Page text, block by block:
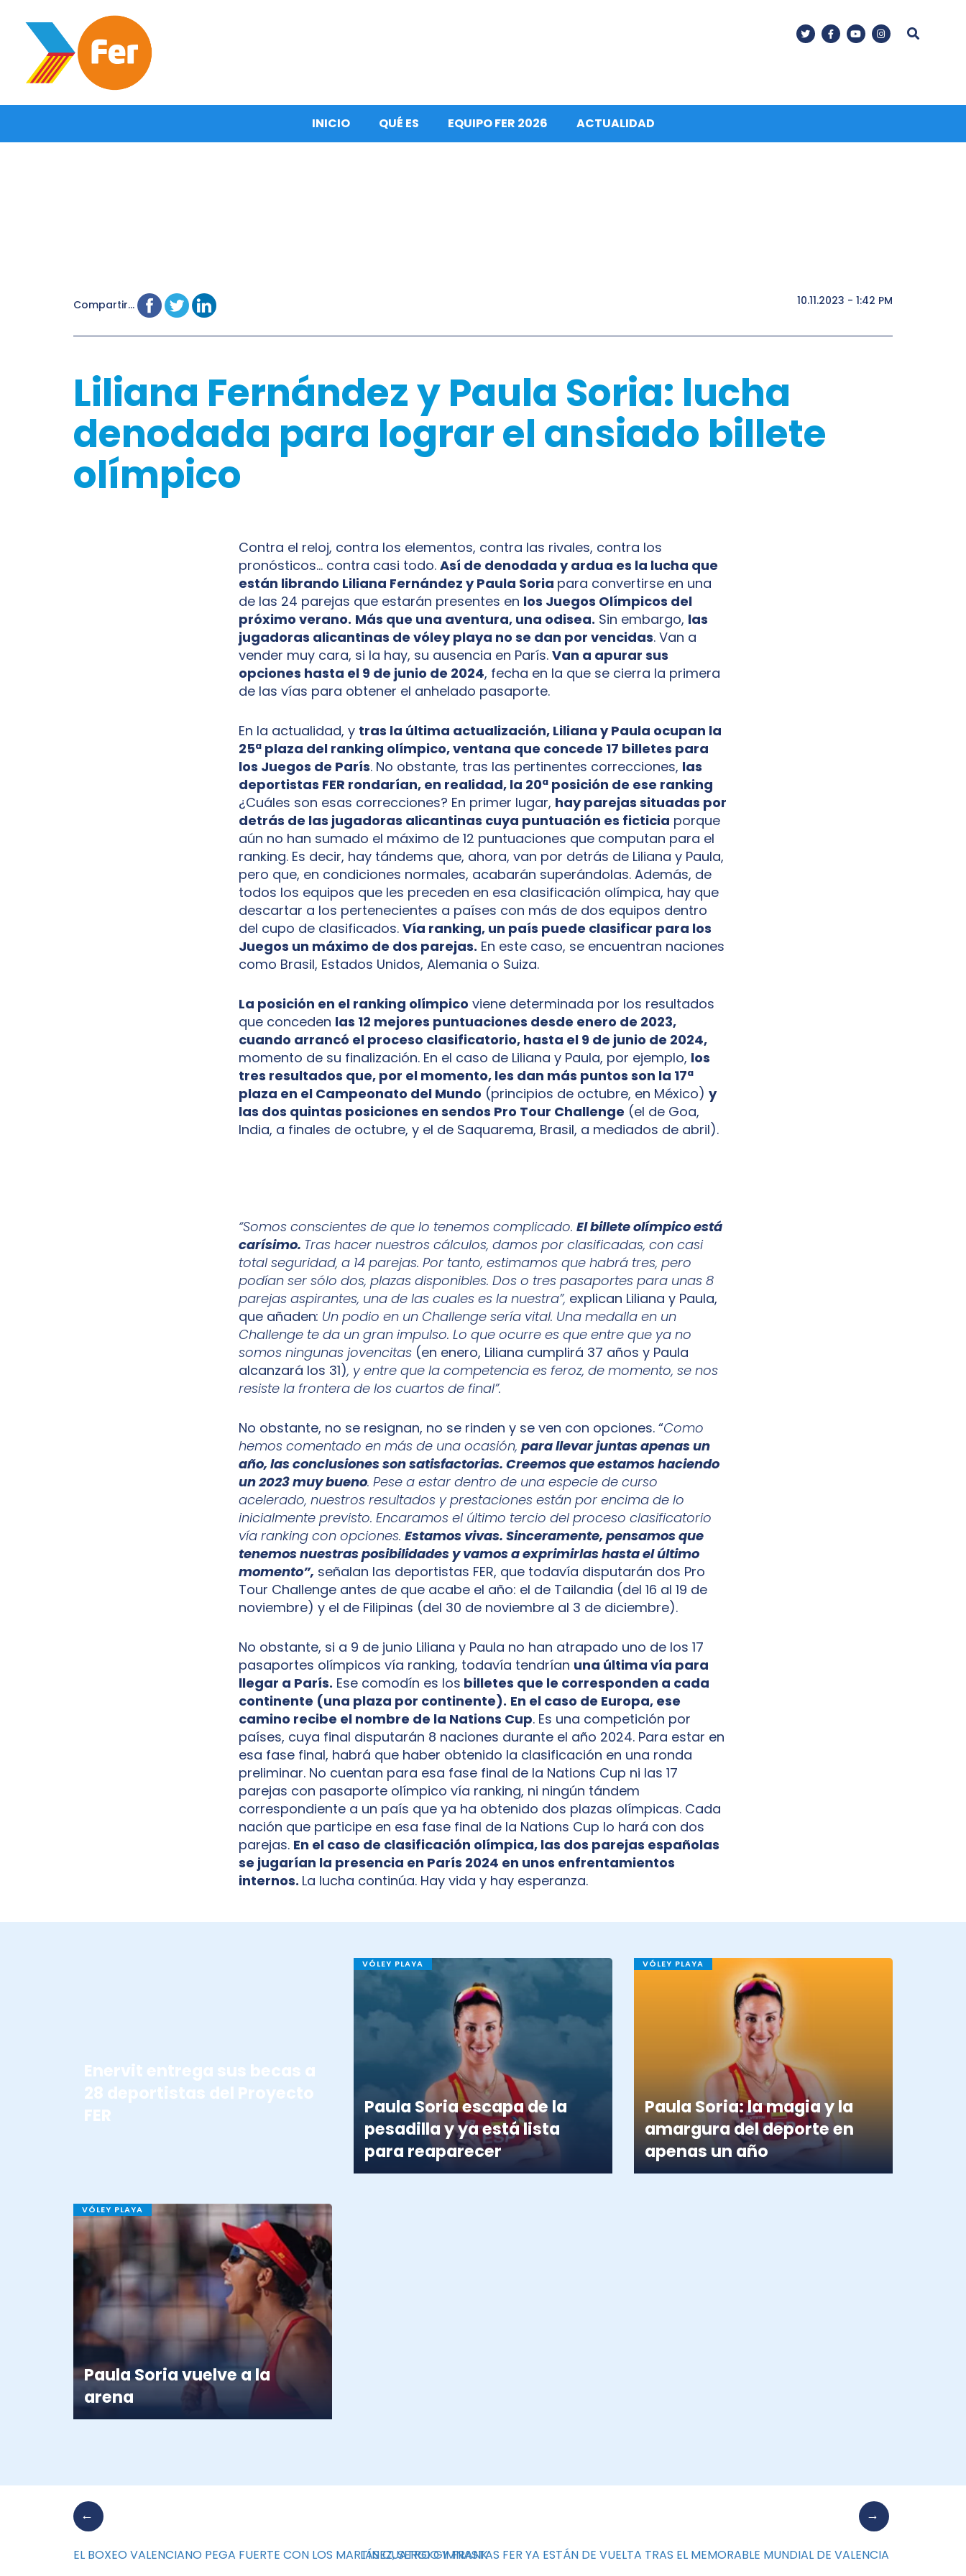
INICIO QUÉ ES EQUIPO FER 2026 ACTUALIDAD
Compartir... 10.11.2023 - 1:42 PM
Liliana Fernández y Paula Soria: lucha
denodada para lograr el ansiado billete
olímpico
Contra el reloj, contra los elementos, contra las rivales, contra los
pronósticos… contra casi todo. Así de denodada y ardua es la lucha que
están librando Liliana Fernández y Paula Soria para convertirse en una
de las 24 parejas que estarán presentes en los Juegos Olímpicos del
próximo verano. Más que una aventura, una odisea. Sin embargo, las
jugadoras alicantinas de vóley playa no se dan por vencidas. Van a
vender muy cara, si la hay, su ausencia en París. Van a apurar sus
opciones hasta el 9 de junio de 2024, fecha en la que se cierra la primera
de las vías para obtener el anhelado pasaporte.
En la actualidad, y tras la última actualización, Liliana y Paula ocupan la
25ª plaza del ranking olímpico, ventana que concede 17 billetes para
los Juegos de París. No obstante, tras las pertinentes correcciones, las
deportistas FER rondarían, en realidad, la 20ª posición de ese ranking
¿Cuáles son esas correcciones? En primer lugar, hay parejas situadas por
detrás de las jugadoras alicantinas cuya puntuación es ficticia porque
aún no han sumado el máximo de 12 puntuaciones que computan para el
ranking. Es decir, hay tándems que, ahora, van por detrás de Liliana y Paula,
pero que, en condiciones normales, acabarán superándolas. Además, de
todos los equipos que les preceden en esa clasificación olímpica, hay que
descartar a los pertenecientes a países con más de dos equipos dentro
del cupo de clasificados. Vía ranking, un país puede clasificar para los
Juegos un máximo de dos parejas. En este caso, se encuentran naciones
como Brasil, Estados Unidos, Alemania o Suiza.
La posición en el ranking olímpico viene determinada por los resultados
que conceden las 12 mejores puntuaciones desde enero de 2023,
cuando arrancó el proceso clasificatorio, hasta el 9 de junio de 2024,
momento de su finalización. En el caso de Liliana y Paula, por ejemplo, los
tres resultados que, por el momento, les dan más puntos son la 17ª
plaza en el Campeonato del Mundo (principios de octubre, en México) y
las dos quintas posiciones en sendos Pro Tour Challenge (el de Goa,
India, a finales de octubre, y el de Saquarema, Brasil, a mediados de abril).
“Somos conscientes de que lo tenemos complicado. El billete olímpico está
carísimo. Tras hacer nuestros cálculos, damos por clasificadas, con casi
total seguridad, a 14 parejas. Por tanto, estimamos que habrá tres, pero
podían ser sólo dos, plazas disponibles. Dos o tres pasaportes para unas 8
parejas aspirantes, una de las cuales es la nuestra”, explican Liliana y Paula,
que añaden: Un podio en un Challenge sería vital. Una medalla en un
Challenge te da un gran impulso. Lo que ocurre es que entre que ya no
somos ningunas jovencitas (en enero, Liliana cumplirá 37 años y Paula
alcanzará los 31), y entre que la competencia es feroz, de momento, se nos
resiste la frontera de los cuartos de final”.
No obstante, no se resignan, no se rinden y se ven con opciones. “Como
hemos comentado en más de una ocasión, para llevar juntas apenas un
año, las conclusiones son satisfactorias. Creemos que estamos haciendo
un 2023 muy bueno. Pese a estar dentro de una especie de curso
acelerado, nuestros resultados y prestaciones están por encima de lo
inicialmente previsto. Encaramos el último tercio del proceso clasificatorio
vía ranking con opciones. Estamos vivas. Sinceramente, pensamos que
tenemos nuestras posibilidades y vamos a exprimirlas hasta el último
momento”, señalan las deportistas FER, que todavía disputarán dos Pro
Tour Challenge antes de que acabe el año: el de Tailandia (del 16 al 19 de
noviembre) y el de Filipinas (del 30 de noviembre al 3 de diciembre).
No obstante, si a 9 de junio Liliana y Paula no han atrapado uno de los 17
pasaportes olímpicos vía ranking, todavía tendrían una última vía para
llegar a París. Ese comodín es los billetes que le corresponden a cada
continente (una plaza por continente). En el caso de Europa, ese
camino recibe el nombre de la Nations Cup. Es una competición por
países, cuya final disputarán 8 naciones durante el año 2024. Para estar en
esa fase final, habrá que haber obtenido la clasificación en una ronda
preliminar. No cuentan para esa fase final de la Nations Cup ni las 17
parejas con pasaporte olímpico vía ranking, ni ningún tándem
correspondiente a un país que ya ha obtenido dos plazas olímpicas. Cada
nación que participe en esa fase final de la Nations Cup lo hará con dos
parejas. En el caso de clasificación olímpica, las dos parejas españolas
se jugarían la presencia en París 2024 en unos enfrentamientos
internos. La lucha continúa. Hay vida y hay esperanza.
Enervit entrega sus becas a
28 deportistas del Proyecto
FER
VÓLEY PLAYA
Paula Soria escapa de la
pesadilla y ya está lista
para reaparecer
VÓLEY PLAYA
Paula Soria: la magia y la
amargura del deporte en
apenas un año
VÓLEY PLAYA
Paula Soria vuelve a la
arena
EL BOXEO VALENCIANO PEGA FUERTE CON LOS MARTÍNEZ, SERGIO Y FRANKLAS CUATRO GIMNASTAS FER YA ESTÁN DE VUELTA TRAS EL MEMORABLE MUNDIAL DE VALENCIA